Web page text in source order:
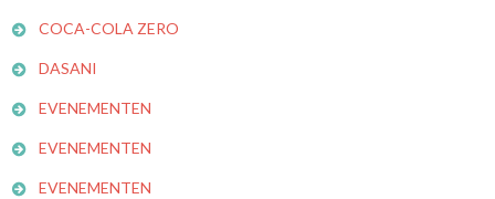
COCA-COLA ZERO
DASANI
EVENEMENTEN
EVENEMENTEN
EVENEMENTEN